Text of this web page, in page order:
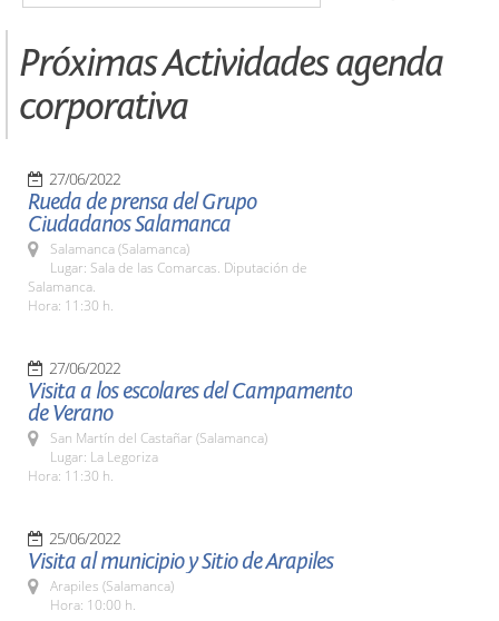
Próximas Actividades agenda
corporativa
27/06/2022
Rueda de prensa del Grupo
Ciudadanos Salamanca
Salamanca (Salamanca)
Lugar: Sala de las Comarcas. Diputación de
Salamanca.
Hora: 11:30 h.
27/06/2022
Visita a los escolares del Campamento
de Verano
San Martín del Castañar (Salamanca)
Lugar: La Legoriza
Hora: 11:30 h.
25/06/2022
Visita al municipio y Sitio de Arapiles
Arapiles (Salamanca)
Hora: 10:00 h.